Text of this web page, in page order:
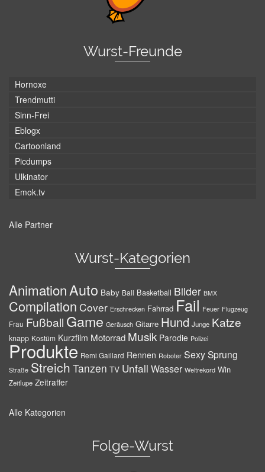
Wurst-Freunde
Hornoxe
Trendmutti
Sinn-Frei
Eblogx
Cartoonland
Picdumps
Ulkinator
Emok.tv
Alle Partner
Wurst-Kategorien
AnimationAuto Baby Ball Basketball Bilder BMX
Compilation Cover Erschrecken Fahrrad Fail Feuer Flugzeug
Frau Fußball Game Geräusch Gitarre Hund Junge Katze
knapp Kostüm Kurzfilm Motorrad Musik Parodie Polizei
Produkte Remi Gaillard Rennen Roboter SexySprung
Straße Streich Tanzen TV Unfall Wasser Weltrekord Win
Zeitlupe Zeitraffer
Alle Kategorien
Folge-Wurst